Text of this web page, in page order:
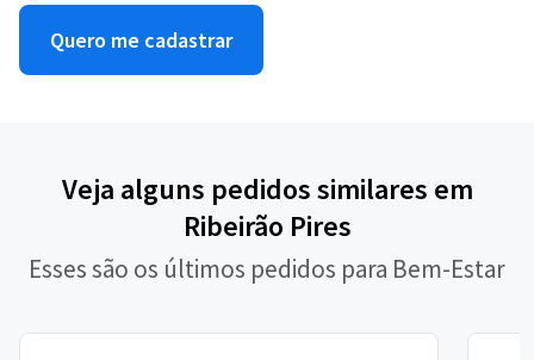
Quero me cadastrar
Veja alguns pedidos similares em
Ribeirão Pires
Esses são os últimos pedidos para Bem-Estar